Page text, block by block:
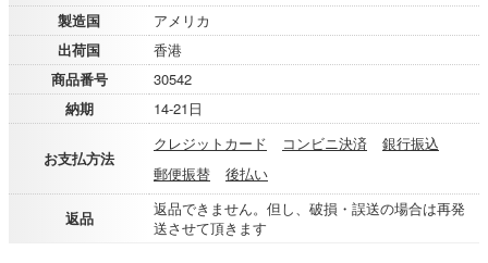
製造国
アメリカ
出荷国
香港
商品番号
30542
納期
14-21日
お支払方法
クレジットカード コンビニ決済
銀行振込
郵便振替
後払い
返品
返品できません。但し、破損・誤送の場合は再発
送させて頂きます